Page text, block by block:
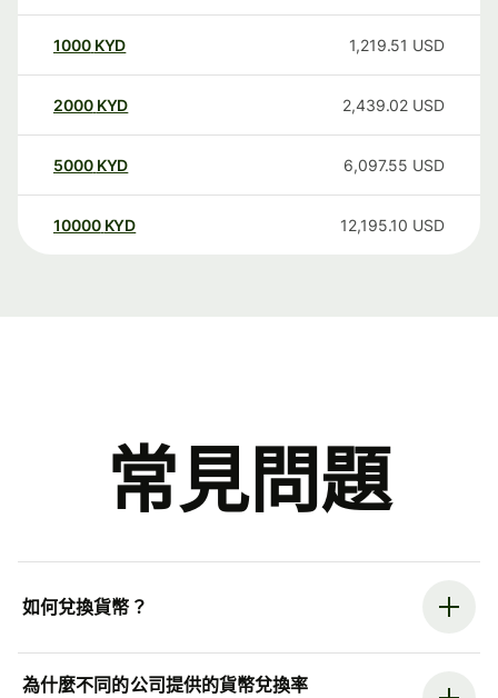
1000 KYD 1,219.51 USD
2000 KYD 2,439.02 USD
5000 KYD 6,097.55 USD
10000 KYD 12,195.10 USD
常見問題
如何兌換貨幣？
為什麼不同的公司提供的貨幣兌換率